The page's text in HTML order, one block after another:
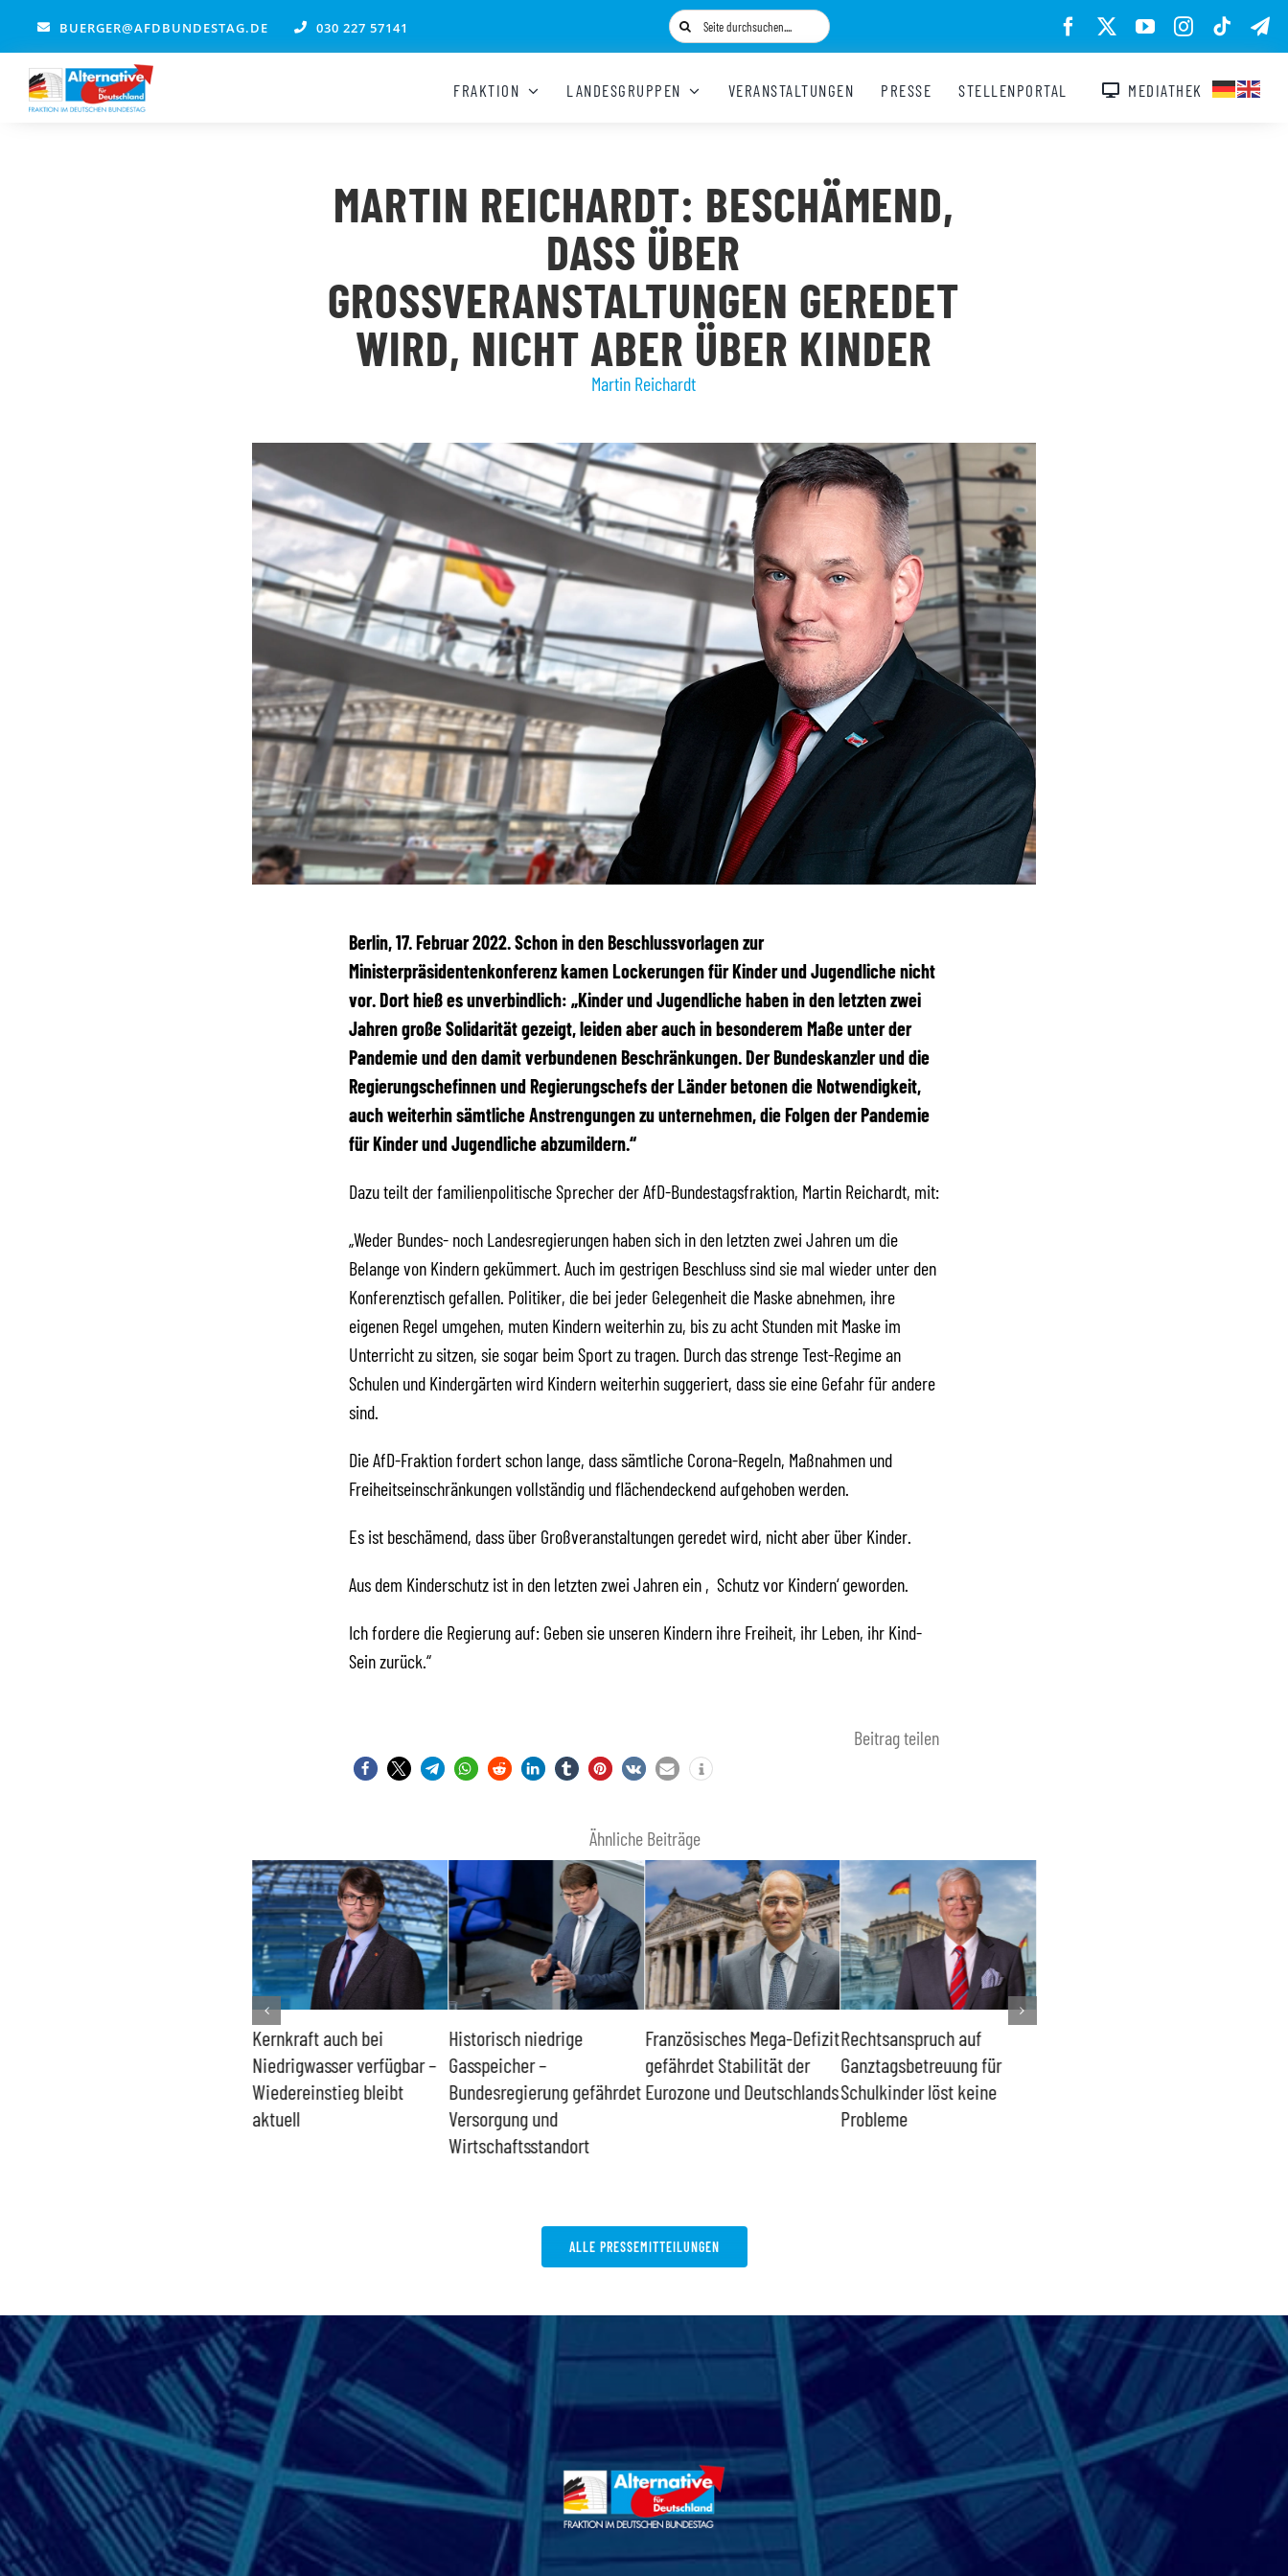
springen
BUERGER@AFDBUNDESTAG.DE 030 227 57141
Suche
nach:
FRAKTION LANDESGRUPPEN VERANSTALTUNGEN PRESSE STELLENPORTAL MEDIATHEK
MARTIN REICHARDT: BESCHÄMEND,
DASS ÜBER
GROSSVERANSTALTUNGEN GEREDET W
IRD, NICHT ABER ÜBER KINDER
Martin Reichardt
Berlin, 17. Februar 2022. Schon in den Beschlussvorlagen zur
Ministerpräsidentenkonferenz kamen Lockerungen für Kinder und Jugendliche nicht
vor. Dort hieß es unverbindlich: „Kinder und Jugendliche haben in den letzten zwei
Jahren große Solidarität gezeigt, leiden aber auch in besonderem Maße unter der
Pandemie und den damit verbundenen Beschränkungen. Der Bundeskanzler und die
Regierungschefinnen und Regierungschefs der Länder betonen die Notwendigkeit,
auch weiterhin sämtliche Anstrengungen zu unternehmen, die Folgen der Pandemie
für Kinder und Jugendliche abzumildern.“
Dazu teilt der familienpolitische Sprecher der AfD-Bundestagsfraktion, Martin Reichardt, mit:
„Weder Bundes- noch Landesregierungen haben sich in den letzten zwei Jahren um die
Belange von Kindern gekümmert. Auch im gestrigen Beschluss sind sie mal wieder unter den
Konferenztisch gefallen. Politiker, die bei jeder Gelegenheit die Maske abnehmen, ihre
eigenen Regel umgehen, muten Kindern weiterhin zu, bis zu acht Stunden mit Maske im
Unterricht zu sitzen, sie sogar beim Sport zu tragen. Durch das strenge Test-Regime an
Schulen und Kindergärten wird Kindern weiterhin suggeriert, dass sie eine Gefahr für andere
sind.
Die AfD-Fraktion fordert schon lange, dass sämtliche Corona-Regeln, Maßnahmen und
Freiheitseinschränkungen vollständig und flächendeckend aufgehoben werden.
Es ist beschämend, dass über Großveranstaltungen geredet wird, nicht aber über Kinder.
Aus dem Kinderschutz ist in den letzten zwei Jahren ein ‚Schutz vor Kindern‘ geworden.
Ich fordere die Regierung auf: Geben sie unseren Kindern ihre Freiheit, ihr Leben, ihr Kind-
Sein zurück.“
Beitrag teilen
Ähnliche Beiträge
Kernkraft auch bei
Niedrigwasser verfügbar –
Wiedereinstieg bleibt
aktuell
Historisch niedrige
Gasspeicher –
Bundesregierung gefährdet
Versorgung und
Wirtschaftsstandort
Französisches Mega-Defizit
gefährdet Stabilität der
Eurozone und Deutschlands
Rechtsanspruch auf
Ganztagsbetreuung für
Schulkinder löst keine
Probleme
ALLE PRESSEMITTEILUNGEN